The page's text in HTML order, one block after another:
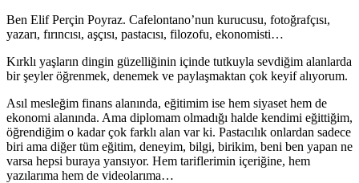
Ben Elif Perçin Poyraz. Cafelontano’nun kurucusu, fotoğrafçısı,
yazarı, fırıncısı, aşçısı, pastacısı, filozofu, ekonomisti…
Kırklı yaşların dingin güzelliğinin içinde tutkuyla sevdiğim alanlarda
bir şeyler öğrenmek, denemek ve paylaşmaktan çok keyif alıyorum.
Asıl mesleğim finans alanında, eğitimim ise hem siyaset hem de
ekonomi alanında. Ama diplomam olmadığı halde kendimi eğittiğim,
öğrendiğim o kadar çok farklı alan var ki. Pastacılık onlardan sadece
biri ama diğer tüm eğitim, deneyim, bilgi, birikim, beni ben yapan ne
varsa hepsi buraya yansıyor. Hem tariflerimin içeriğine, hem
yazılarıma hem de videolarıma…